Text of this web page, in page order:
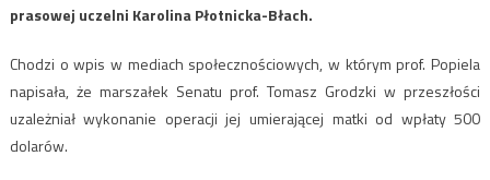
prasowej uczelni Karolina Płotnicka-Błach.
Chodzi o wpis w mediach społecznościowych, w którym prof. Popiela
napisała, że marszałek Senatu prof. Tomasz Grodzki w przeszłości
uzależniał wykonanie operacji jej umierającej matki od wpłaty 500
dolarów.